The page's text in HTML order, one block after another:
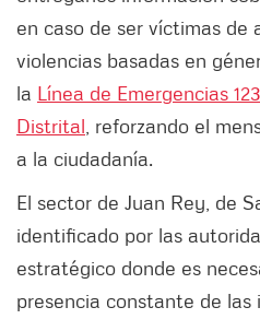
en caso de ser víctimas de
violencias basadas en
la Línea de Emergencias 123
Distrital , reforzando el
a la ciudadanía.
El sector de Juan Rey, de
identificado por las
estratégico donde es
presencia constante de las